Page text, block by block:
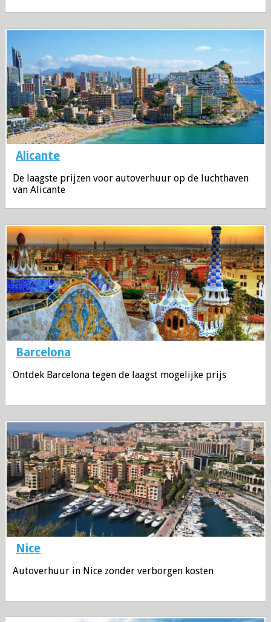
Alicante
De laagste prijzen voor autoverhuur op de luchthaven
van Alicante
Barcelona
Ontdek Barcelona tegen de laagst mogelijke prijs
Nice
Autoverhuur in Nice zonder verborgen kosten